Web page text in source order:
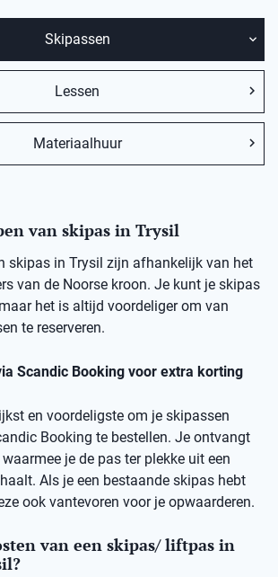
Skipassen
Lessen
Materiaalhuur
van skipas in Trysil
skipas in Trysil zijn afhankelijk van het
van de Noorse kroon. Je kunt je skipas
het is altijd voordeliger om van
te reserveren.
Scandic Booking voor extra korting
en voordeligste om je skipassen
Booking te bestellen. Je ontvangt
je de pas ter plekke uit een
Als je een bestaande skipas hebt
ook vantevoren voor je opwaarderen.
van een skipas/ liftpas in